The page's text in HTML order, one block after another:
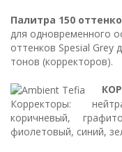
Палитра 150
для одновременного
оттенков Spesial Grey
тонов (корректоров).
Корректоры:
коричневый,
фиолетовый, синий,